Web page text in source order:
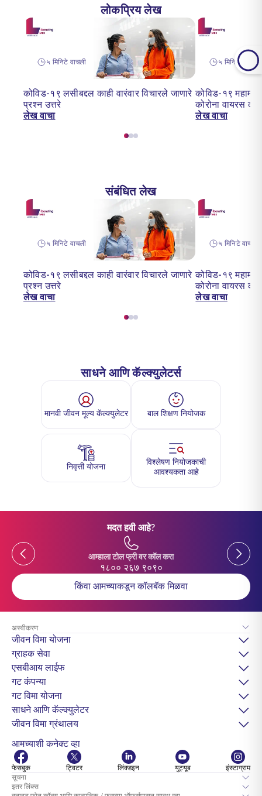
लोकप्रिय लेख
५ मिनिटे वाचली
कोविड-१९ लसीबद्दल काही वारंवार विचारले जाणारे
प्रश्न उत्तरे
लेख वाचा
५ मिनिटे वाचन
कोविड-१९
कोरोना वायरस का
लेख वाचा
संबंधित लेख
५ मिनिटे वाचली
कोविड-१९ लसीबद्दल काही वारंवार विचारले जाणारे
प्रश्न उत्तरे
लेख वाचा
५ मिनिटे वाचन
कोविड-१९
कोरोना वायरस का
लेख वाचा
साधने आणि कॅल्क्युलेटर्स
मानवी जीवन मूल्य कॅल्क्युलेटर बाल शिक्षण नियोजक
निवृत्ती योजना
विश्लेषण नियोजकाची
आवश्यकता आहे
मदत हवी आहे?
Previous
आम्हाला टोल फ्री वर कॉल करा
१८०० २६७ ९०९०
Previous
किंवा आमच्याकडून कॉलबॅक मिळवा
अस्वीकरण
जीवन विमा योजना
ग्राहक सेवा
एसबीआय लाईफ
गट कंपन्या
गट विमा योजना
साधने आणि कॅल्क्युलेटर
जीवन विमा ग्रंथालय
आमच्याशी कनेक्ट व्हा
फेसबुक ट्विटर लिंक्डइन युट्यूब
इंस्टाग्राम
सूचना
इतर लिंक्स